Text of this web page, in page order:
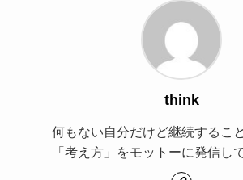
think
何もない自分だけど継続するこ
「考え方」をモットーに発信し